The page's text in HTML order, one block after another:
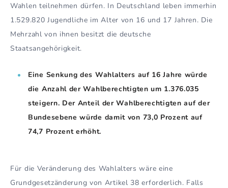
Wahlen teilnehmen dürfen. In Deutschland leben immerhin
1.529.820 Jugendliche im Alter von 16 und 17 Jahren. Die
Mehrzahl von ihnen besitzt die deutsche
Staatsangehörigkeit.
Eine Senkung des Wahlalters auf 16 Jahre würde
die Anzahl der Wahlberechtigten um 1.376.035
steigern. Der Anteil der Wahlberechtigten auf der
Bundesebene würde damit von 73,0 Prozent auf
74,7 Prozent erhöht.
Für die Veränderung des Wahlalters wäre eine
Grundgesetzänderung von Artikel 38 erforderlich. Falls